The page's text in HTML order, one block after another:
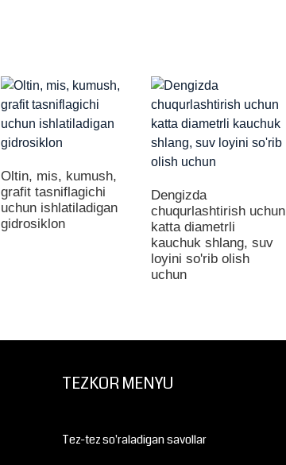
Oltin, mis, kumush,
grafit tasniflagichi
uchun ishlatiladigan
gidrosiklon
Dengizda
chuqurlashtirish uchun
katta diametrli
kauchuk shlang, suv
loyini so'rib olish
uchun
TEZKOR MENYU
Tez-tez so'raladigan savollar